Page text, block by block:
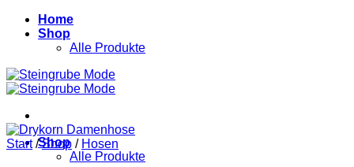
Zum
Inhalt
Home
Shop
Alle Produkte
Shop
Alle Produkte
Start / Shop / Hosen